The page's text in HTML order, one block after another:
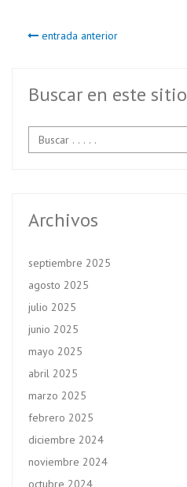
o
k
er A
p
entrada anterior
Buscar en este sitio
Archivos
septiembre 2025
agosto 2025
julio 2025
junio 2025
mayo 2025
abril 2025
marzo 2025
febrero 2025
diciembre 2024
noviembre 2024
octubre 2024